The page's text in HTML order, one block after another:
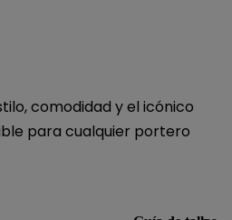
comodidad y el icónico
para cualquier portero